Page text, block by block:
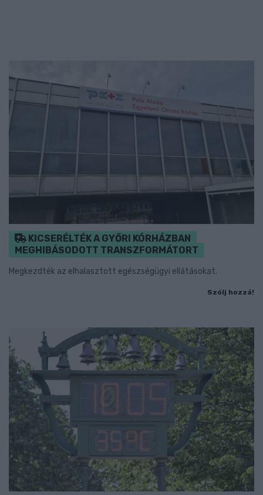
KICSERÉLTÉK A GYŐRI KÓRHÁZBAN
MEGHIBÁSODOTT TRANSZFORMÁTORT
Megkezdték az elhalasztott egészségügyi ellátásokat.
Szólj hozzá!